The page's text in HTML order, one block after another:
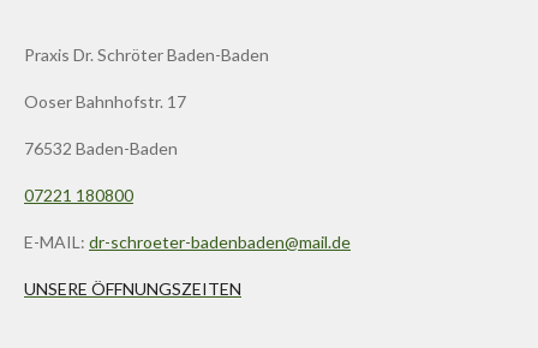
Praxis Dr. Schröter Baden-Baden
Ooser Bahnhofstr. 17
76532 Baden-Baden
07221 180800
E-MAIL: dr-schroeter-badenbaden@mail.de
UNSERE ÖFFNUNGSZEITEN